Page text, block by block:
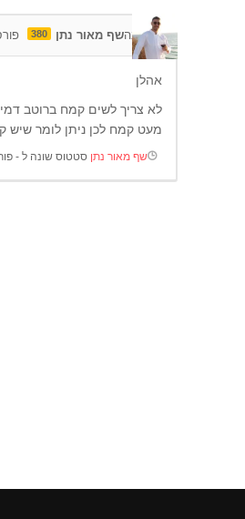
שף מאור נתן 380 פורסם 0תגובה
אהלן
לא צריך לשים קמח ברוטב דמי
מעט קמח לכן ניתן לומר שיש
שף מאור נתן סטטוס שונה ל -